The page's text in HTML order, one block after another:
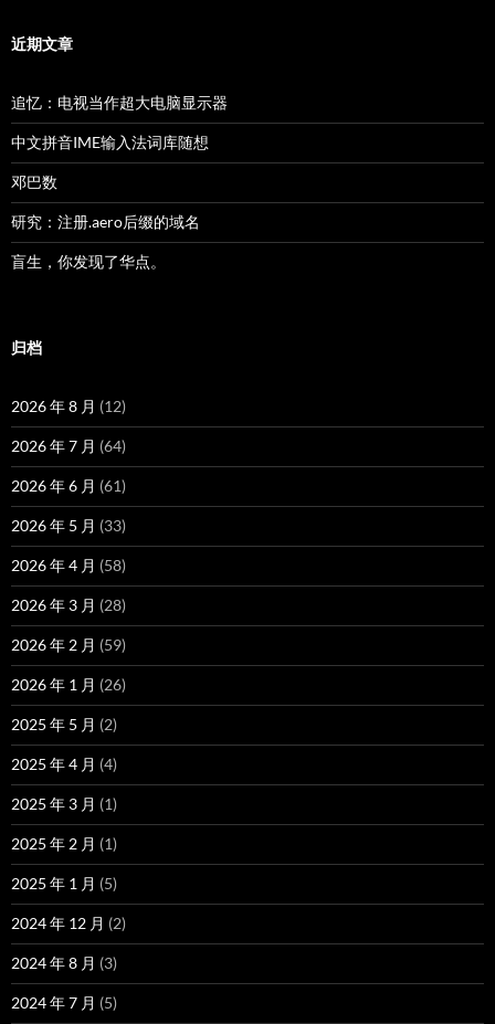
近期文章
追忆：电视当作超大电脑显示器
中文拼音IME输入法词库随想
邓巴数
研究：注册.aero后缀的域名
盲生，你发现了华点。
归档
2026 年 8 月 (12)
2026 年 7 月 (64)
2026 年 6 月 (61)
2026 年 5 月 (33)
2026 年 4 月 (58)
2026 年 3 月 (28)
2026 年 2 月 (59)
2026 年 1 月 (26)
2025 年 5 月 (2)
2025 年 4 月 (4)
2025 年 3 月 (1)
2025 年 2 月 (1)
2025 年 1 月 (5)
2024 年 12 月 (2)
2024 年 8 月 (3)
2024 年 7 月 (5)